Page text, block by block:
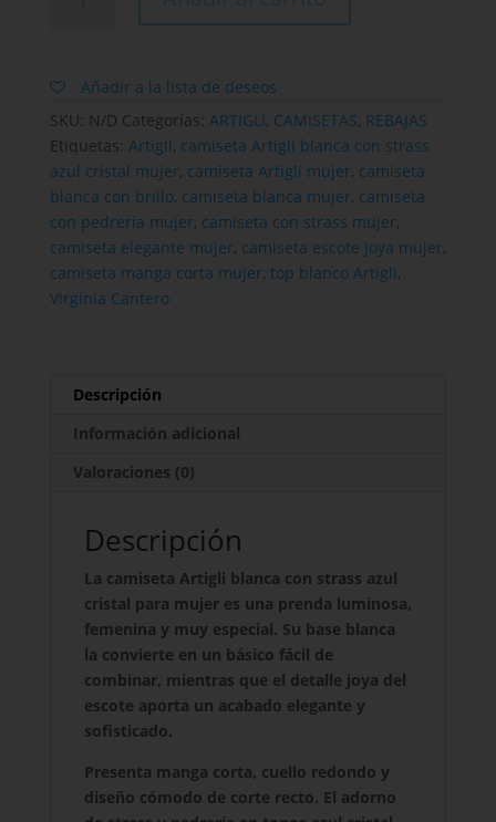
strass
para
mujer
cantidad
Añadir a la lista de deseos
SKU: N/D Categorías: ARTIGLI, CAMISETAS, REBAJAS
Etiquetas: Artigli, camiseta Artigli blanca con strass
azul cristal mujer, camiseta Artigli mujer, camiseta
blanca con brillo, camiseta blanca mujer, camiseta
con pedrería mujer, camiseta con strass mujer,
camiseta elegante mujer, camiseta escote joya mujer,
camiseta manga corta mujer, top blanco Artigli,
Virginia Cantero
Descripción
Información adicional
Valoraciones (0)
Descripción
La camiseta Artigli blanca con strass azul
cristal para mujer es una prenda luminosa,
femenina y muy especial. Su base blanca
la convierte en un básico fácil de
combinar, mientras que el detalle joya del
escote aporta un acabado elegante y
sofisticado.
Presenta manga corta, cuello redondo y
diseño cómodo de corte recto. El adorno